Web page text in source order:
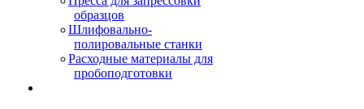
образцов
Шлифовально-
полировальные станки
Расходные материалы для
пробоподготовки